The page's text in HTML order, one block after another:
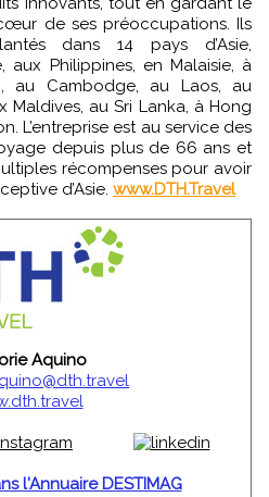
de ses préoccupations. Ils
dans 14 pays d’Asie,
aux Philippines, en Malaisie, à
au Cambodge, au Laos, au
Maldives, au Sri Lanka, à Hong
L’entreprise est au service des
depuis plus de 66 ans et
récompenses pour avoir
d’Asie. www.DTH.Travel
Aquino
l'Annuaire DESTIMAG